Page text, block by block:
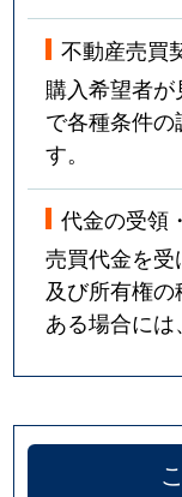
不動産売買
購入希望者
で各種条件
す。
代金の受領
売買代金を
及び所有権
ある場合には